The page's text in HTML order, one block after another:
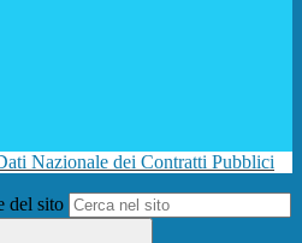
Nazionale dei Contratti Pubblici
del sito